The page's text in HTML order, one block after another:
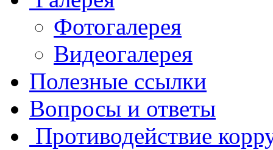
Фотогалерея
Видеогалерея
Полезные ссылки
Вопросы и ответы
Противодействие